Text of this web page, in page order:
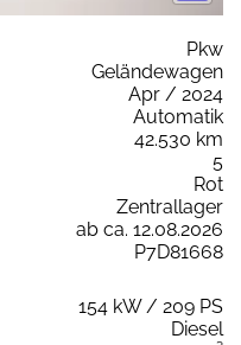
Pkw
Geländewagen
Apr / 2024
Automatik
42.530 km
5
Rot
Zentrallager
ab ca. 12.08.2026
P7D81668
154 kW / 209 PS
Diesel